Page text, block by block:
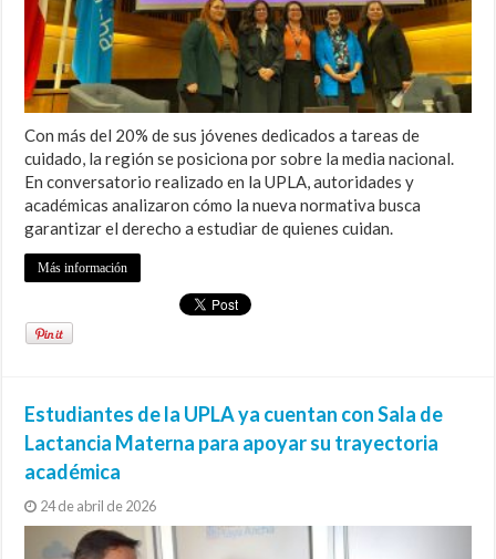
Con más del 20% de sus jóvenes dedicados a tareas de
cuidado, la región se posiciona por sobre la media nacional.
En conversatorio realizado en la UPLA, autoridades y
académicas analizaron cómo la nueva normativa busca
garantizar el derecho a estudiar de quienes cuidan.
Más información
Estudiantes de la UPLA ya cuentan con Sala de
Lactancia Materna para apoyar su trayectoria
académica
24 de abril de 2026